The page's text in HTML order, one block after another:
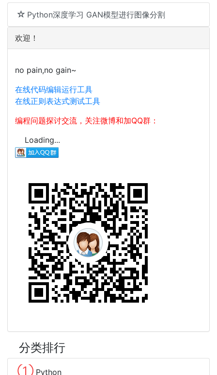
Python深度学习 GAN模型进行图像分割
欢迎！
no pain,no gain~
在线代码编辑运行工具
在线正则表达式测试工具
编程问题探讨交流，关注微博和加QQ群：
Loading...
分类排行
① Python